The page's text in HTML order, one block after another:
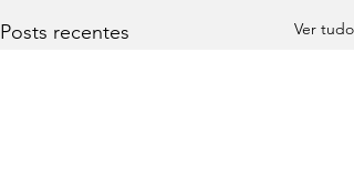
Posts recentes Ver tudo